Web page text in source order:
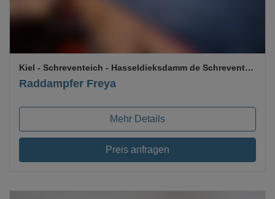
Raddampfer Freya
Kiel - Schreventeich - Hasseldieksdamm de Schreventeich
Mehr Details
Preis anfragen